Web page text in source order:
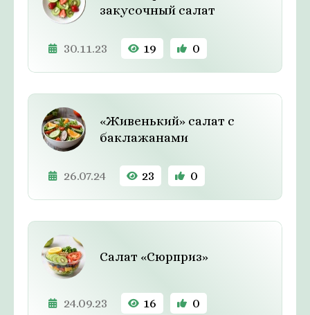
закусочный салат
30.11.23 19 0
«Живенький» салат с
баклажанами
26.07.24 23 0
Салат «Сюрприз»
24.09.23 16 0